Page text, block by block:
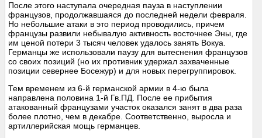
После этого наступала очередная пауза в наступлении
французов, продолжавшаяся до последней недели февраля.
Но небольшие атаки в это период проводились, причем
французы развили небывалую активность восточнее Эны, где
им ценой потери 3 тысяч человек удалось занять Вокуа.
Германцы же использовали паузу для вытеснения французов
со своих позиций (но их противник удержал захваченные
позиции севернее Босежур) и для новых перегруппировок.
Тем временем из 6-й германской армии в 4-ю была
направлена половина 1-й Гв.ПД. После ее прибытия
атакованный французами участок оказался занят в два раза
более плотно, чем в декабре. Соответственно, выросла и
артиллерийская мощь германцев.